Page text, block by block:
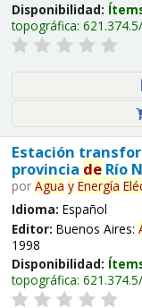
Disponibilidad:
topográfica:
Estación
provincia deRío
por Agua y Energía
Idioma: Español
Editor: Buenos Aires:
1998
Disponibilidad:
topográfica: